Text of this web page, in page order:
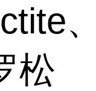
松